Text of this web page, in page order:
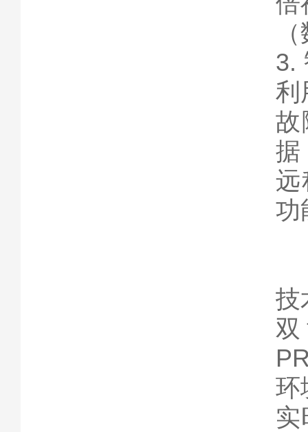
3.
利
故
据
远
功
技
环